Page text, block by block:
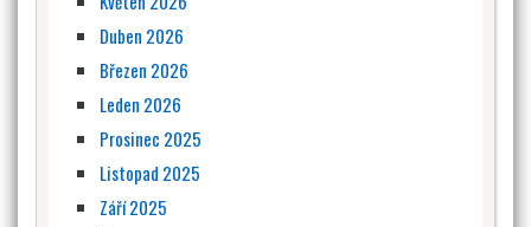
Duben 2026
Březen 2026
Leden 2026
Prosinec 2025
Listopad 2025
Září 2025